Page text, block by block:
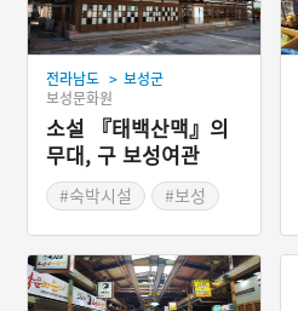
전라남도 > 보성군
보성문화원
소설 『태백산맥』의
무대, 구 보성여관
#숙박시설
#보성
#전라남도 근대문화유산